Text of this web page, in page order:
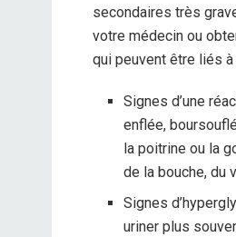
secondaires très
votre médecin ou
qui peuvent être liés
Signes d’une
enflée,
la poitrine ou la
de la bouche, du
Signes
uriner plus